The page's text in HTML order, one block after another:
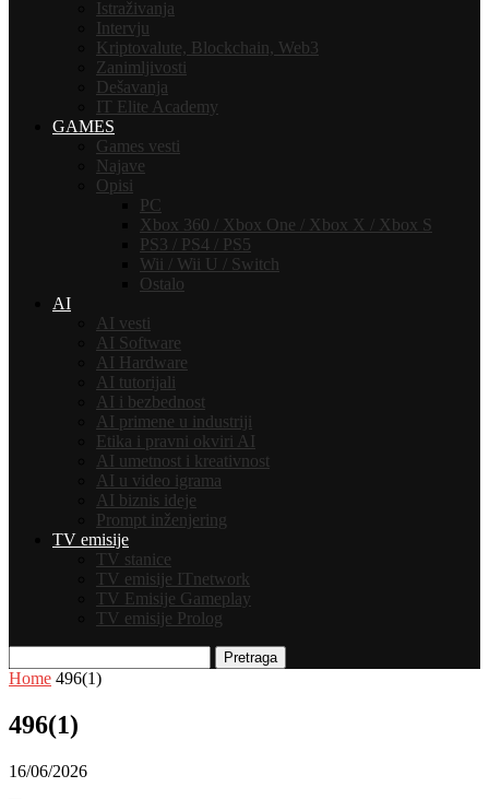
Istraživanja
Intervju
Kriptovalute, Blockchain, Web3
Zanimljivosti
Dešavanja
IT Elite Academy
GAMES
Games vesti
Najave
Opisi
PC
Xbox 360 / Xbox One / Xbox X / Xbox S
PS3 / PS4 / PS5
Wii / Wii U / Switch
Ostalo
AI
AI vesti
AI Software
AI Hardware
AI tutorijali
AI i bezbednost
AI primene u industriji
Etika i pravni okviri AI
AI umetnost i kreativnost
AI u video igrama
AI biznis ideje
Prompt inženjering
TV emisije
TV stanice
TV emisije ITnetwork
TV Emisije Gameplay
TV emisije Prolog
Pretraga
Home 496(1)
496(1)
16/06/2026